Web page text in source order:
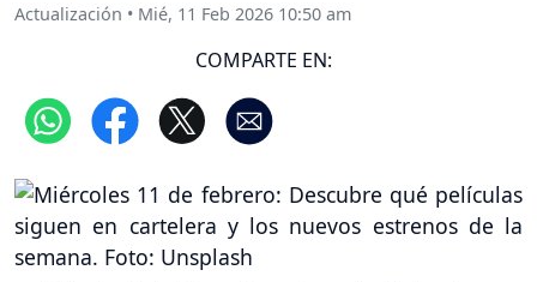
Actualización • Mié, 11 Feb 2026 10:50 am
COMPARTE EN: